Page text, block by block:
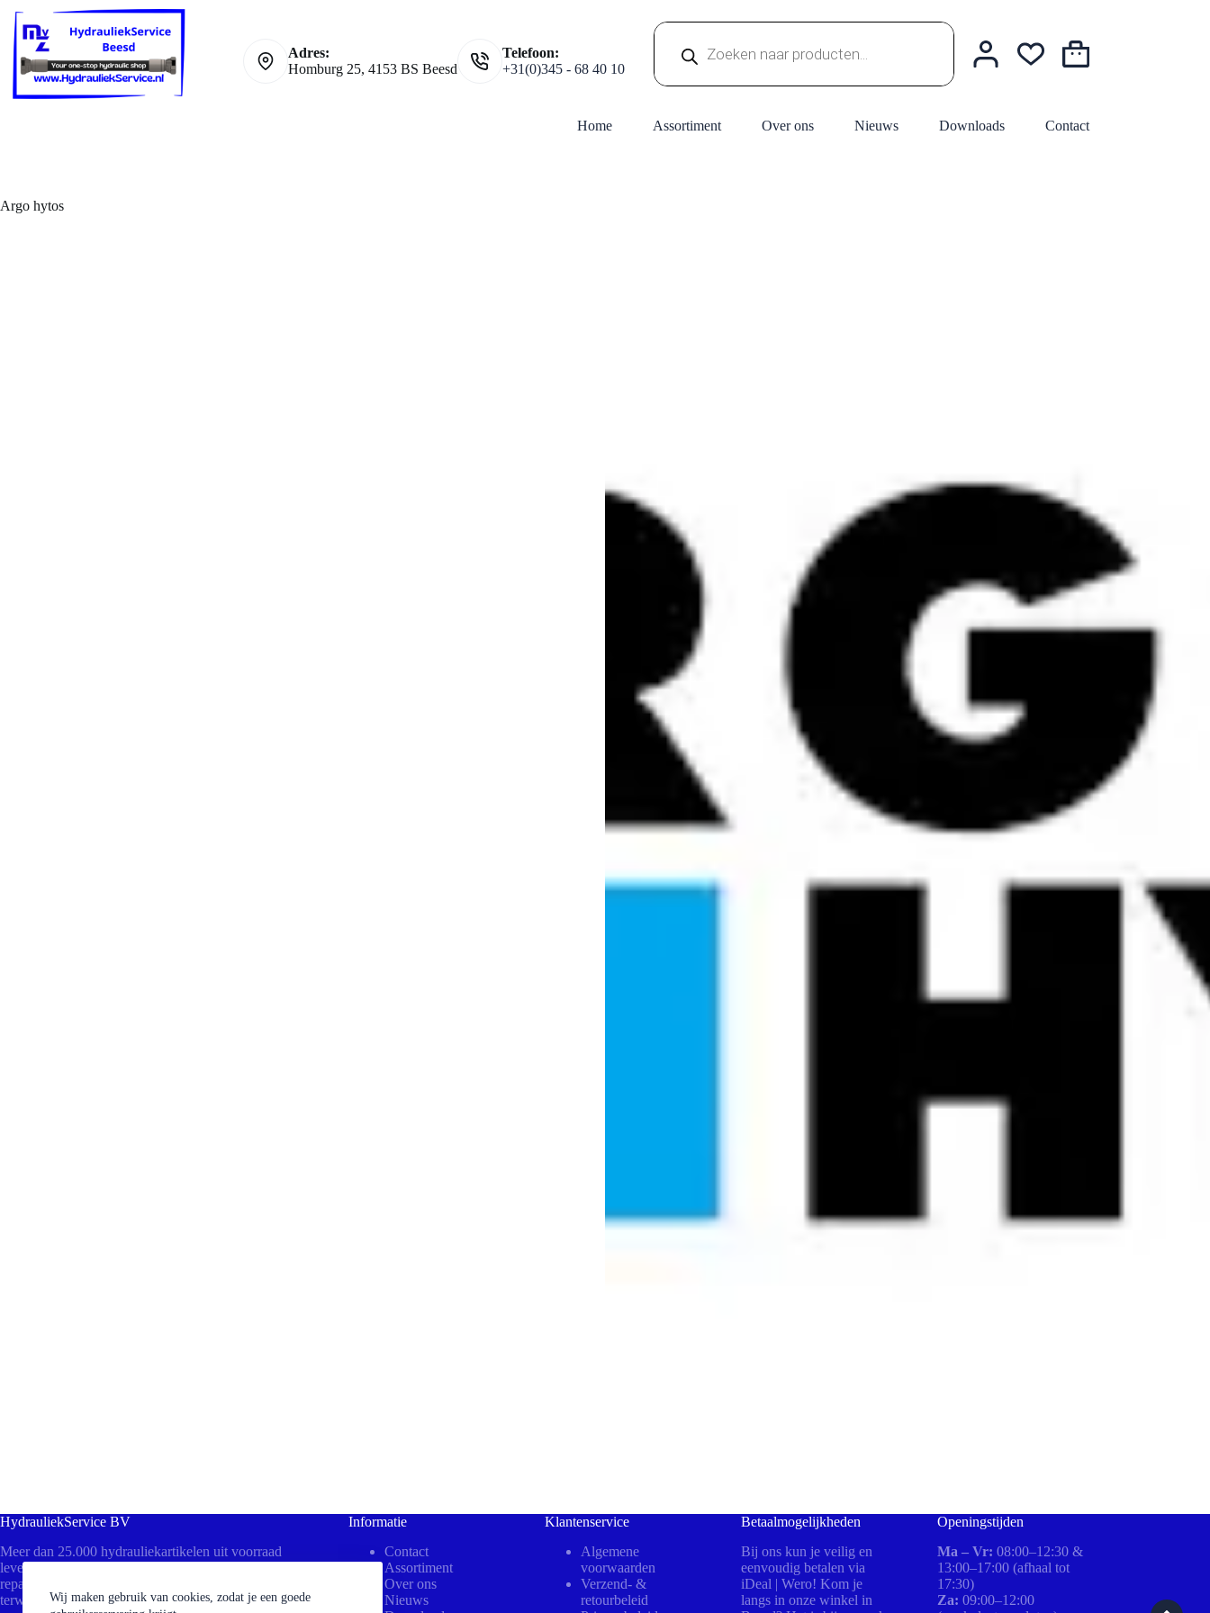
naar
inhoud
Wij maken gebruik van cookies, zodat je een goede
Adres:
Homburg 25, 4153 BS Beesd
Telefoon:
+31(0)345 - 68 40 10
zoeken
Winkelwagen
Home Assortiment Over ons Nieuws Downloads Contact
Argo hytos
HydrauliekService BV
Meer dan 25.000 hydrauliekartikelen uit voorraad
leverbaar! Bezoek ons in Beesd voor direct advies,
reparaties aan uw cilinders of het persen van slangen
terwijl u wacht.
Informatie
Contact
Assortiment
Over ons
Nieuws
Klantenservice
Algemene
voorwaarden
Verzend- &
retourbeleid
Betaalmogelijkheden
Bij ons kun je veilig en
eenvoudig betalen via
iDeal | Wero! Kom je
langs in onze winkel in
Openingstijden
Ma – Vr: 08:00–12:30 &
13:00–17:00 (afhaal tot
17:30)
Za: 09:00–12:00